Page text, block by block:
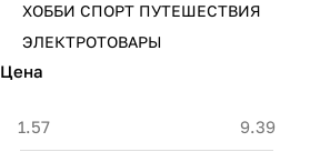
ХОББИ СПОРТ ПУТЕШЕСТВИЯ
ЭЛЕКТРОТОВАРЫ
Цена